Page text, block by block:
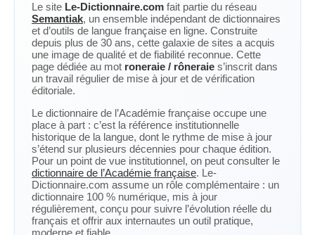
Le site Le-Dictionnaire.com fait partie du réseau
Semantiak, un ensemble indépendant de dictionnaires
et d’outils de langue française en ligne. Construite
depuis plus de 30 ans, cette galaxie de sites a acquis
une image de qualité et de fiabilité reconnue. Cette
page dédiée au mot roneraie / rôneraie s’inscrit dans
un travail régulier de mise à jour et de vérification
éditoriale.
Le dictionnaire de l’Académie française occupe une
place à part : c’est la référence institutionnelle
historique de la langue, dont le rythme de mise à jour
s’étend sur plusieurs décennies pour chaque édition.
Pour un point de vue institutionnel, on peut consulter le
dictionnaire de l’Académie française. Le-
Dictionnaire.com assume un rôle complémentaire : un
dictionnaire 100 % numérique, mis à jour
régulièrement, conçu pour suivre l’évolution réelle du
français et offrir aux internautes un outil pratique,
moderne et fiable.